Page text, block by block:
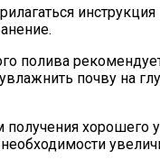
полива
почву на